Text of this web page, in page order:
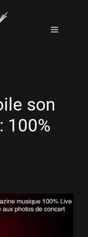
Menu
son
100%